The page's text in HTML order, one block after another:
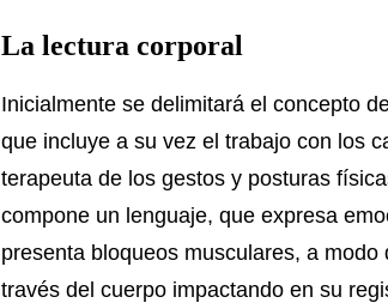
La lectura corporal
Inicialmente se delimitará el concepto
que incluye a su vez el trabajo con los
terapeuta de los gestos y posturas
compone un lenguaje, que expresa
presenta bloqueos musculares, a
través del cuerpo impactando en su